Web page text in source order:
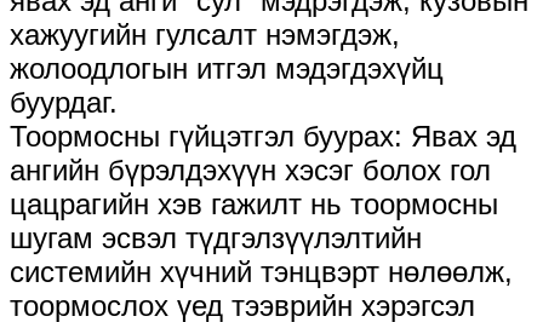
хажуугийн гулсалт нэмэгдэж,
жолоодлогын итгэл мэдэгдэхүйц
буурдаг.
Тоормосны гүйцэтгэл буурах: Явах эд
ангийн бүрэлдэхүүн хэсэг болох гол
цацрагийн хэв гажилт нь тоормосны
шугам эсвэл түдгэлзүүлэлтийн
системийн хүчний тэнцвэрт нөлөөлж,
тоормослох үед тээврийн хэрэгсэл